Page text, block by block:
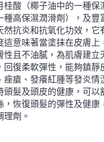
桂酸（椰子油中的一種保
種高保濕潤滑劑），及豐
然抗炎和抗氧化功效，它
這意味著當塗抹在皮膚上
且不油膩，為肌膚建立
回復柔軟彈性，能夠鎮靜
痤瘡、發癢紅腫等發炎情
頭髮及頭皮的健康，可以
，恢復頭髮的彈性及健康
劑。